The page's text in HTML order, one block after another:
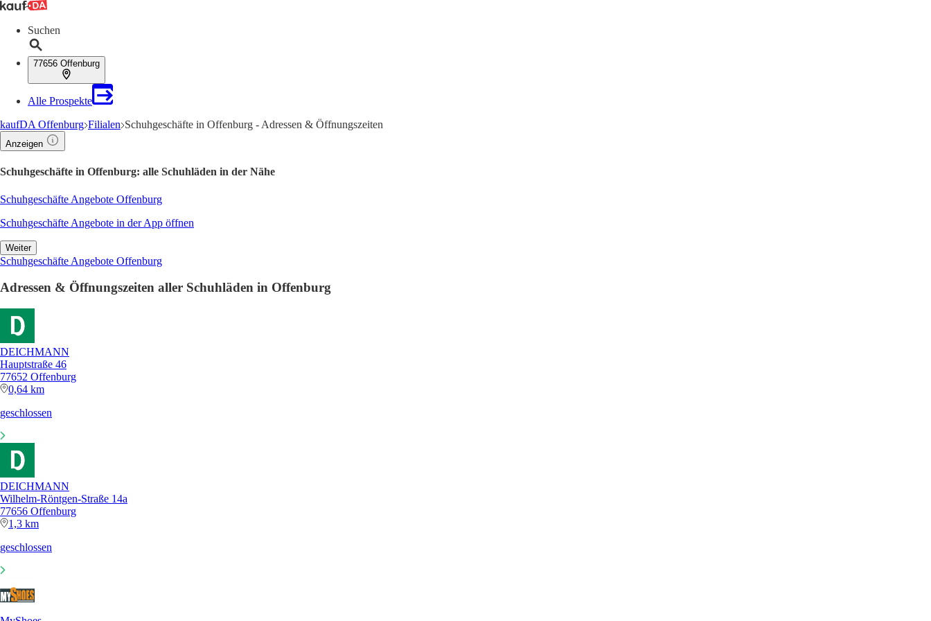
Suchen
77656 Offenburg
Alle Prospekte
kaufDA Offenburg Filialen Schuhgeschäfte in Offenburg - Adressen & Öffnungszeiten
Anzeigen
Schuhgeschäfte in Offenburg: alle Schuhläden in der Nähe
Schuhgeschäfte Angebote Offenburg
Schuhgeschäfte Angebote in der App öffnen
Weiter
Schuhgeschäfte Angebote Offenburg
Adressen & Öffnungszeiten aller Schuhläden in Offenburg
DEICHMANN
Hauptstraße 46
77652 Offenburg
0,64 km
geschlossen
DEICHMANN
Wilhelm-Röntgen-Straße 14a
77656 Offenburg
1,3 km
geschlossen